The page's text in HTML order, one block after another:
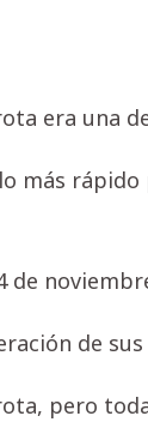
era una
más
de
pero